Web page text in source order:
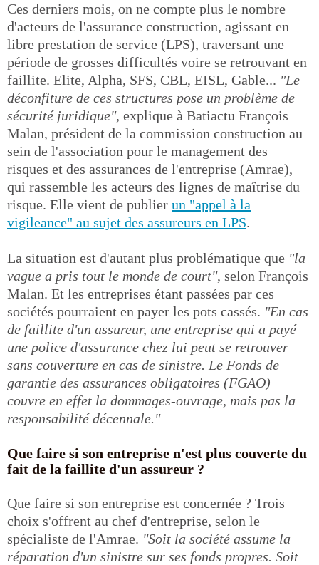
Ces derniers mois, on ne compte plus le nombre
d'acteurs de l'assurance construction, agissant en
libre prestation de service (LPS), traversant une
période de grosses difficultés voire se retrouvant en
faillite. Elite, Alpha, SFS, CBL, EISL, Gable... "Le
déconfiture de ces structures pose un problème de
sécurité juridique", explique à Batiactu François
Malan, président de la commission construction au
sein de l'association pour le management des
risques et des assurances de l'entreprise (Amrae),
qui rassemble les acteurs des lignes de maîtrise du
risque. Elle vient de publier un "appel à la
vigileance" au sujet des assureurs en LPS.
La situation est d'autant plus problématique que "la
vague a pris tout le monde de court", selon François
Malan. Et les entreprises étant passées par ces
sociétés pourraient en payer les pots cassés. "En cas
de faillite d'un assureur, une entreprise qui a payé
une police d'assurance chez lui peut se retrouver
sans couverture en cas de sinistre. Le Fonds de
garantie des assurances obligatoires (FGAO)
couvre en effet la dommages-ouvrage, mais pas la
responsabilité décennale."
Que faire si son entreprise n'est plus couverte du
fait de la faillite d'un assureur ?
Que faire si son entreprise est concernée ? Trois
choix s'offrent au chef d'entreprise, selon le
spécialiste de l'Amrae. "Soit la société assume la
réparation d'un sinistre sur ses fonds propres. Soit